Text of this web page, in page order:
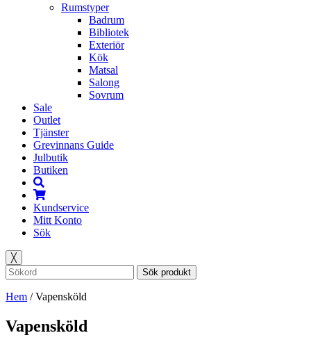
Rumstyper
Badrum
Bibliotek
Exteriör
Kök
Matsal
Salong
Sovrum
Sale
Outlet
Tjänster
Grevinnans Guide
Julbutik
Butiken
Kundservice
Mitt Konto
Sök
╳
Sök produkt
Hem /Vapensköld
Vapensköld